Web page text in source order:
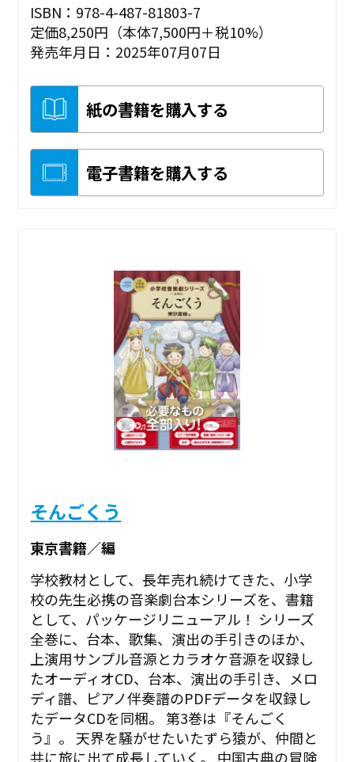
ISBN：978-4-487-81803-7
定価8,250円（本体7,500円＋税10%）
発売年月日：2025年07月07日
紙の書籍を購入する
電子書籍を購入する
そんごくう
東京書籍／編
学校教材として、長年売れ続けてきた、小学
校の先生必携の音楽劇台本シリーズを、書籍
として、パッケージリニューアル！ シリーズ
全巻に、台本、歌集、演出の手引きのほか、
上演用サンプル音源とカラオケ音源を収録し
たオーディオCD、台本、演出の手引き、メロ
ディ譜、ピアノ伴奏譜のPDFデータを収録し
たデータCDを同梱。 第3巻は『そんごく
う』。 天界を騒がせたいたずら猿が、仲間と
共に旅に出て成長していく。 中国古典の冒険